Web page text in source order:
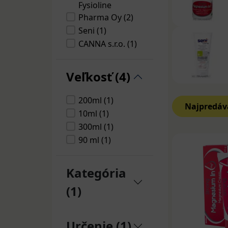
Liečba
zápalu sa
zápalu a
Prevencia
Fysioline
Pharma Oy (2)
Seni (1)
CANNA s.r.o. (1)
Veľkosť (4)
200ml (1)
10ml (1)
300ml (1)
90 ml (1)
Kategória
(1)